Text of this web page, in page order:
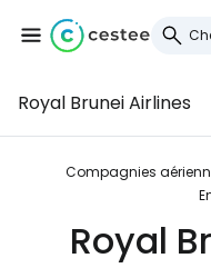
Royal Brunei Airlines
Royal
Se
Cestee
... la